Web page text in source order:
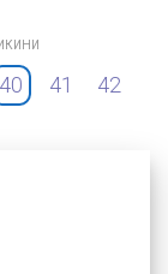
40 41 42